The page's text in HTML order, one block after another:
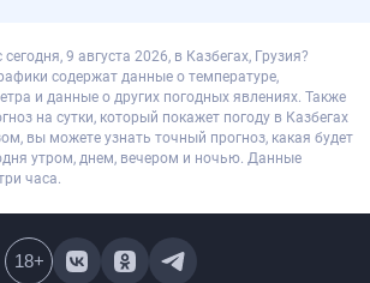
9 августа 2026, в Казбегах, Грузия?
содержат данные о температуре,
и данные о других погодных явлениях. Также
на сутки, который покажет погоду в Казбегах
вы можете узнать точный прогноз, какая будет
утром, днем, вечером и ночью. Данные
часа.
18+